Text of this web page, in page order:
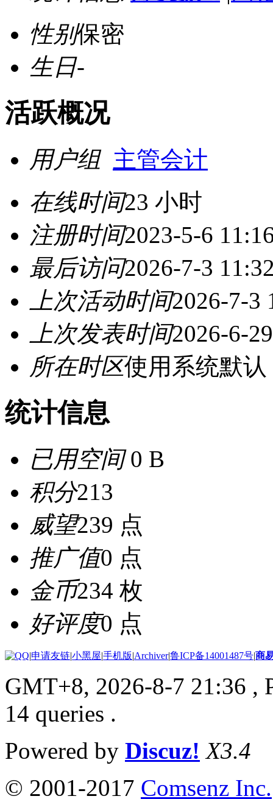
性别保密
生日-
活跃概况
用户组 主管会计
在线时间23 小时
注册时间2023-5-6
最后访问2026-7-3
上次活动时间2026-7-3
上次发表时间2026-6-
所在时区使用系统默认
统计信息
已用空间0 B
积分213
威望239 点
推广值0 点
金币234 枚
好评度0 点
|申请友链|小黑屋|手机版|Archiver|鲁ICP备14001487号|商
GMT+8, 2026-8-7 21:36 ,
14 queries .
Powered by Discuz! X3.4
© 2001-2017 Comsenz Inc.